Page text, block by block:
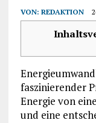
VON: REDAKTION
faszinierender
Energie von
und eine